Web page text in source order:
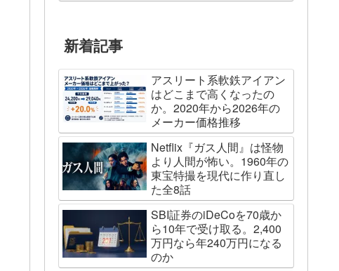
新着記事
アスリート系軟鉄アイアン
はどこまで高くなったの
か。2020年から2026年の
メーカー価格推移
Netflix『ガス人間』は怪物
より人間が怖い。1960年の
東宝特撮を現代に作り直し
た全8話
SBI証券のiDeCoを70歳か
ら10年で受け取る。2,400
万円なら年240万円になる
のか